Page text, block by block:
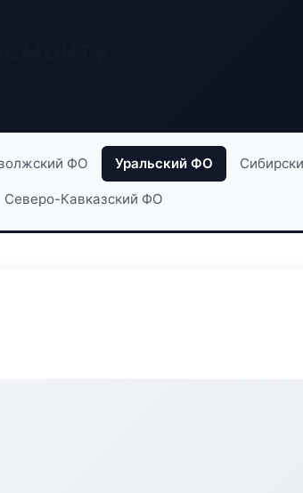
ФО Уральский ФО
Северо-Кавказский ФО